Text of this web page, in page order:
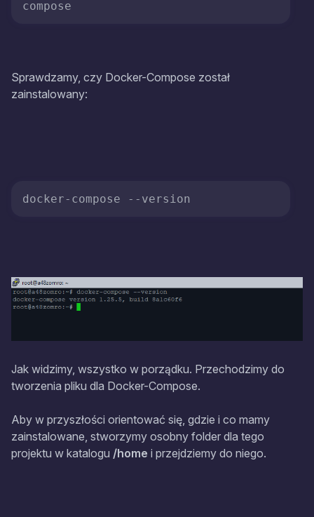
Sprawdzamy, czy Docker-Compose został
zainstalowany:
docker-compose --version
Jak widzimy, wszystko w porządku. Przechodzimy do
tworzenia pliku dla Docker-Compose.
Aby w przyszłości orientować się, gdzie i co mamy
zainstalowane, stworzymy osobny folder dla tego
projektu w katalogu /home i przejdziemy do niego.